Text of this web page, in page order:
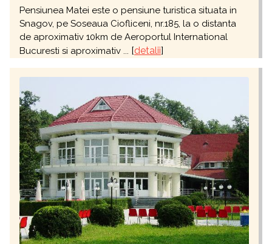
Pensiunea Matei este o pensiune turistica situata in
Snagov, pe Soseaua Ciofliceni, nr.185, la o distanta
de aproximativ 10km de Aeroportul International
Bucuresti si aproximativ ... [detalii]